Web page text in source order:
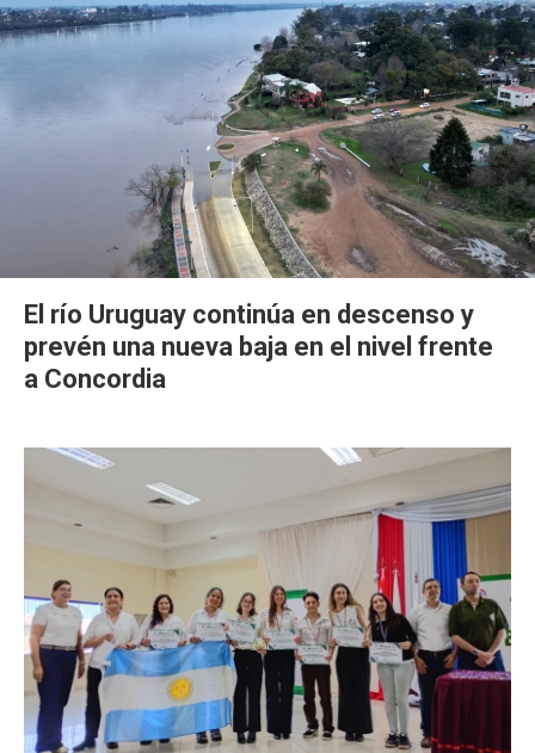
El río Uruguay continúa en descenso y
prevén una nueva baja en el nivel frente
a Concordia